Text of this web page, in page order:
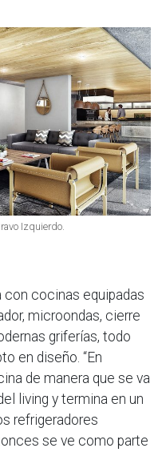
Izquierdo.
cocinas equipadas
microondas, cierre
griferías, todo
en diseño. “En
de manera que se va
living y termina en un
refrigeradores
se ve como parte